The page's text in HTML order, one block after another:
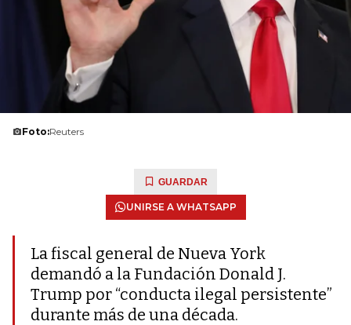
Foto:Reuters
GUARDAR
UNIRSE A WHATSAPP
La fiscal general de Nueva York
demandó a la Fundación Donald J.
Trump por “conducta ilegal persistente”
durante más de una década.